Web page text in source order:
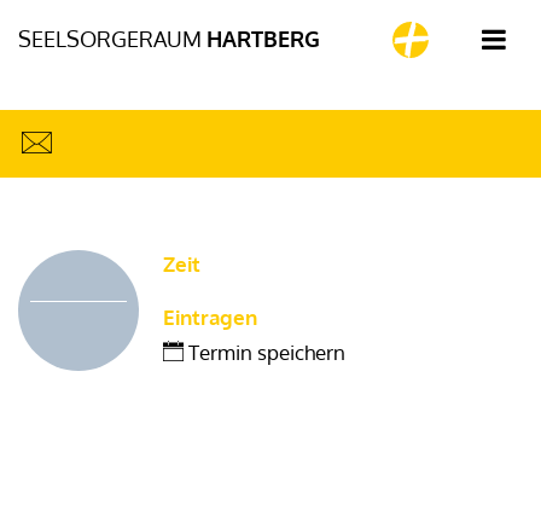
SEELSORGERAUM HARTBERG
Zeit
Eintragen
Termin speichern